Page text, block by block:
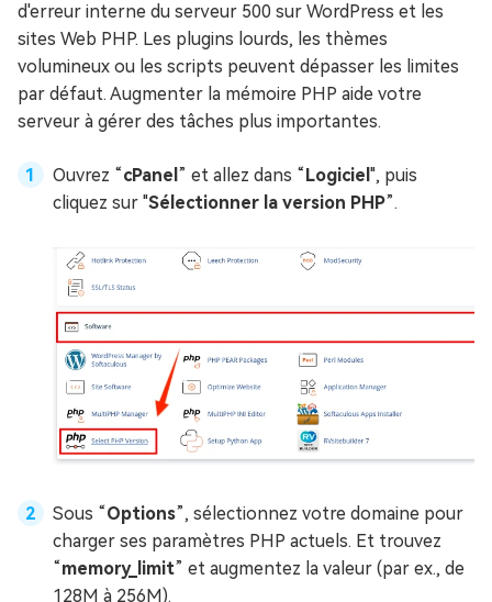
d'erreur interne du serveur 500 sur WordPress et les
sites Web PHP. Les plugins lourds, les thèmes
volumineux ou les scripts peuvent dépasser les limites
par défaut. Augmenter la mémoire PHP aide votre
serveur à gérer des tâches plus importantes.
Ouvrez “cPanel ” et allez dans “ Logiciel ", puis
cliquez sur "Sélectionner la version PHP”.
Sous “Options”, sélectionnez votre domaine pour
charger ses paramètres PHP actuels. Et trouvez
“memory_limit” et augmentez la valeur (par ex., de
128M à 256M).